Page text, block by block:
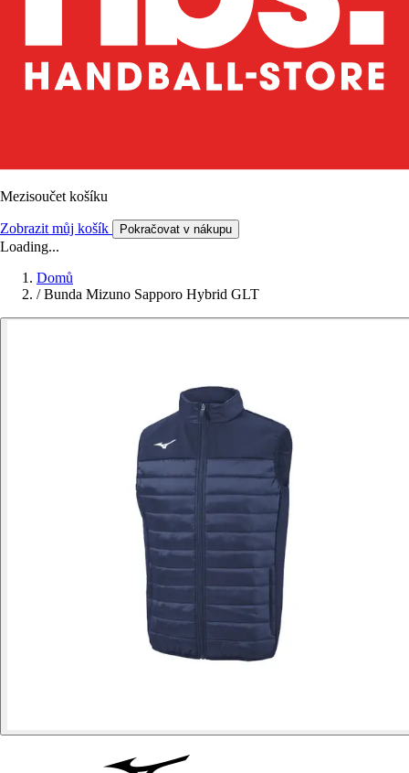
Mezisoučet košíku
Zobrazit můj košík Pokračovat v nákupu
Loading...
Domů
/ Bunda Mizuno Sapporo Hybrid GLT